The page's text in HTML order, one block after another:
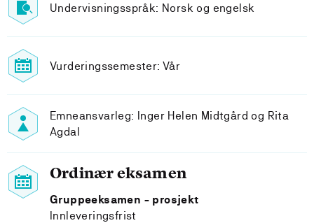
Undervisningsspråk: Norsk og engelsk
Vurderingssemester: Vår
Emneansvarleg: Inger Helen Midtgård og Rita
Agdal
Ordinær eksamen
Gruppeeksamen - prosjekt
Innleveringsfrist